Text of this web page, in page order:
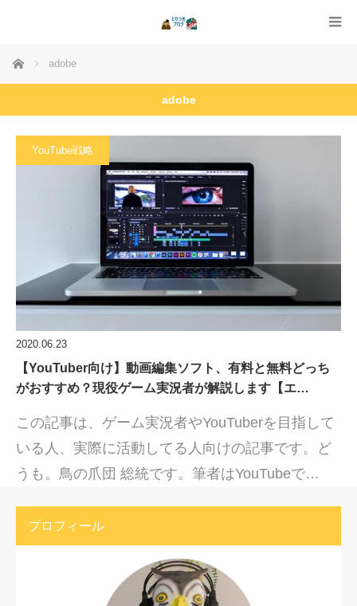
ホーム adobe
adobe
YouTube戦略
2020.06.23
【YouTuber向け】動画編集ソフト、有料と無料どっち
がおすすめ？現役ゲーム実況者が解説します【エ…
この記事は、ゲーム実況者やYouTuberを目指して
いる人、実際に活動してる人向けの記事です。ど
うも。鳥の爪団 総統です。筆者はYouTubeで…
プロフィール